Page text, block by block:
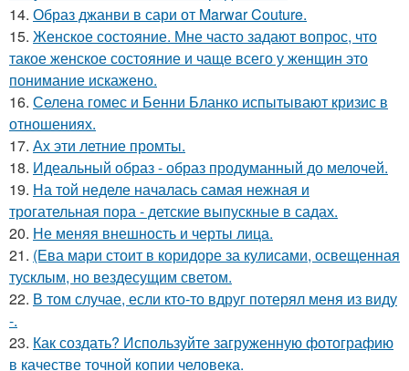
14. Образ джанви в сари от Marwar Couture.
15. Женское состояние. Мне часто задают вопрос, что
такое женское состояние и чаще всего у женщин это
понимание искажено.
16. Селена гомес и Бенни Бланко испытывают кризис в
отношениях.
17. Ах эти летние промты.
18. Идеальный образ - образ продуманный до мелочей.
19. На той неделе началась самая нежная и
трогательная пора - детские выпускные в садах.
20. Не меняя внешность и черты лица.
21. (Ева мари стоит в коридоре за кулисами, освещенная
тусклым, но вездесущим светом.
22. В том случае, если кто-то вдруг потерял меня из виду
-.
23. Как создать? Используйте загруженную фотографию
в качестве точной копии человека.